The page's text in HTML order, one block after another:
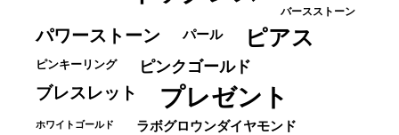
バースストーン
パワーストーン パール ピアス
ピンキーリング ピンクゴールド
ブレスレット プレゼント
ホワイトゴールド ラボグロウンダイヤモンド